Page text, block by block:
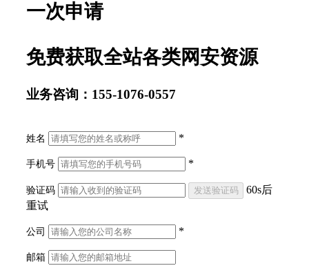
一次申请
免费获取全站各类网安资源
业务咨询：155-1076-0557
姓名 *
手机号 *
验证码 60s后
重试
公司 *
邮箱